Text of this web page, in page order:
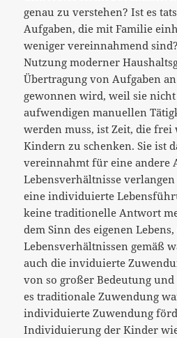
genau zu verstehen? Ist es
Aufgaben, die mit Familie
weniger vereinnahmend
Nutzung moderner
Übertragung von Aufgaben
gewonnen wird, weil sie
aufwendigen manuellen
werden muss, ist Zeit, die frei
Kindern zu schenken. Sie ist
vereinnahmt für eine andere
Lebensverhältnisse
eine individuierte
keine traditionelle Antwort
dem Sinn des eigenen
Lebensverhältnissen gemäß
auch die inviduierte
von so großer Bedeutung
es traditionale Zuwendung
individuierte Zuwendung
Individuierung der Kinder